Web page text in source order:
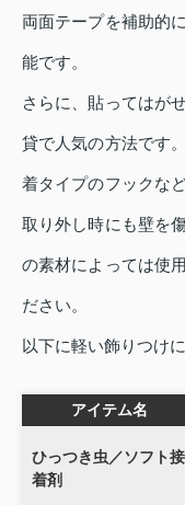
両面テープを補助的
能です。
さらに、貼ってはが
貸で人気の方法です
着タイプのフックな
取り外し時にも壁を
の素材によっては使
ださい。
以下に軽い飾りつけ
アイテム名
ひっつき虫／ソフト接
着剤